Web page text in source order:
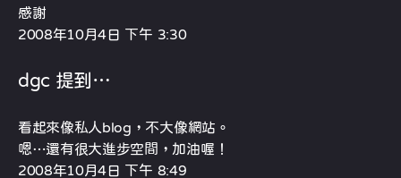
感謝
2008年10月4日 下午 3:30
dgc 提到…
看起來像私人blog，不大像網站。
嗯…還有很大進步空間，加油喔！
2008年10月4日 下午 8:49